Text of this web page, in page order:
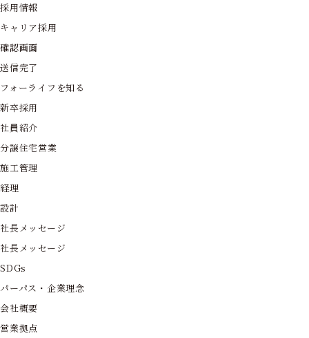
採用情報
キャリア採用
確認画面
送信完了
フォーライフを知る
新卒採用
社員紹介
分譲住宅営業
施工管理
経理
設計
社長メッセージ
社長メッセージ
SDGs
パーパス・企業理念
会社概要
営業拠点